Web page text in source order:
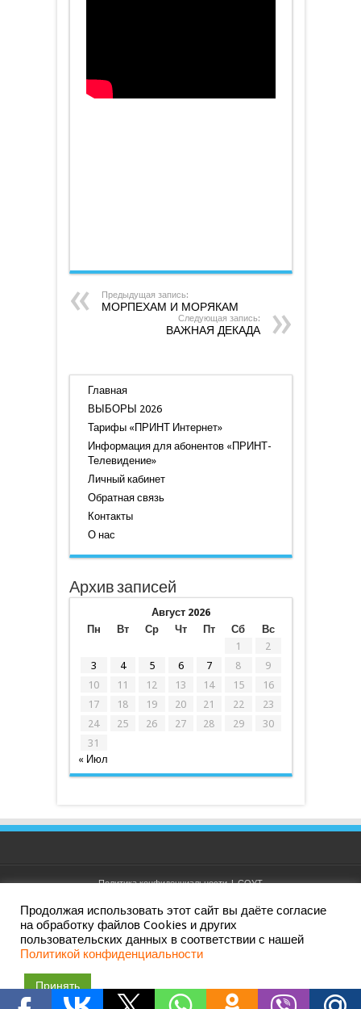
Предыдущая запись:
МОРПЕХАМ И МОРЯКАМ
Следующая запись:
ВАЖНАЯ ДЕКАДА
Главная
ВЫБОРЫ 2026
Тарифы «ПРИНТ Интернет»
Информация для абонентов «ПРИНТ-
Телевидение»
Личный кабинет
Обратная связь
Контакты
О нас
Архив записей
Август 2026
Пн
Вт Ср Чт Пт Сб
Вс
1
2
3
4 5 6 7 8
9
10
11 12 13 14 15
16
17
18 19 20 21 22
23
24
25 26 27 28 29
30
31
« Июл
Политика конфиденциальности|СОУТ
Дизайн и создание сайта: АО ИРК "ПРИНТ ТВ". Все права
Продолжая использовать этот сайт вы даёте согласие
на обработку файлов Cookies и других
пользовательских данных в соответствии с нашей
Политикой конфиденциальности
Принять